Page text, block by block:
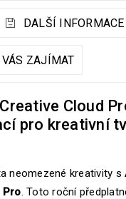
DALŠÍ INFORMACE
VÁS ZAJÍMAT
Cloud
pro kreativní
neomezené kreativity s
Pro. Toto roční